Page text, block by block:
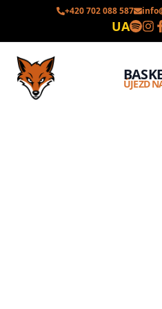
+420 702 088 587
UA
ÚJEZD